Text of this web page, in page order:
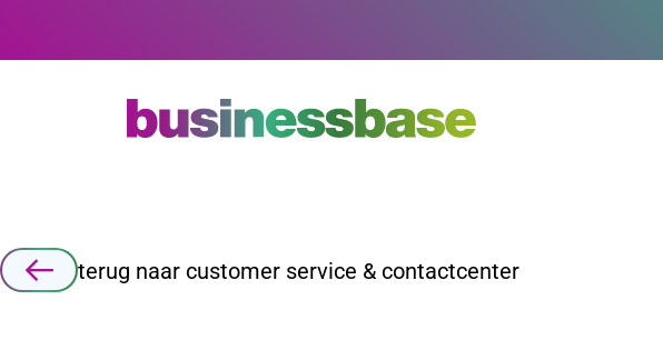
Zoeken
terug naar customer service & contactcenter